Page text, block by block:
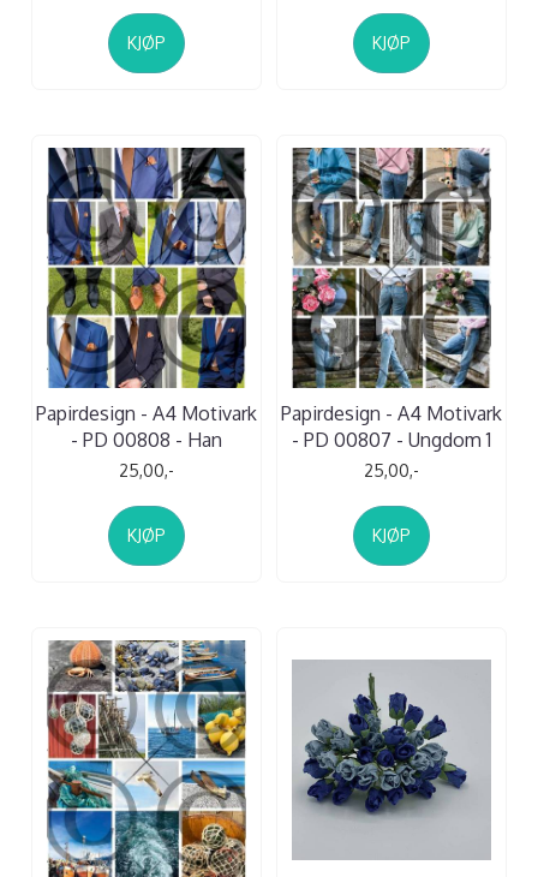
KJØP KJØP
Papirdesign - A4 Motivark
- PD 00808 - Han
25,00,-
KJØP
Papirdesign - A4 Motivark
- PD 00807 - Ungdom 1
25,00,-
KJØP